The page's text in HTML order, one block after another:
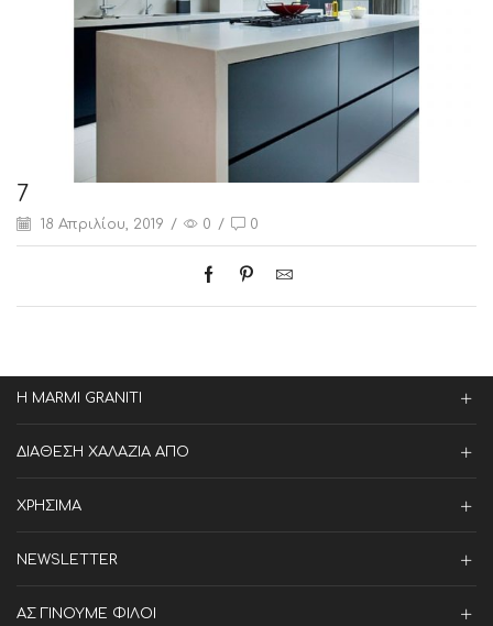
7
18 Απριλίου, 2019 / 0 / 0
Η MARMI GRANITI
ΔΙΑΘΕΣΗ ΧΑΛΑΖΙΑ ΑΠΟ
ΧΡΗΣΙΜΑ
NEWSLETTER
ΑΣ ΓΙΝΟΥΜΕ ΦΙΛΟΙ